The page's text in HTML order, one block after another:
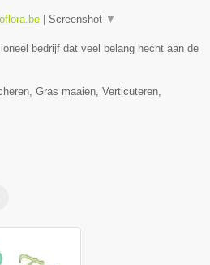
| Screenshot ▼
bedrijf dat veel belang hecht aan de
Gras maaien, Verticuteren,